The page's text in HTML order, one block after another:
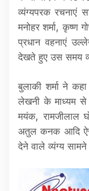
व्यंग्यपरक रचनाएं
मनोहर शर्मा, कृष्ण
प्रधान वहनाएं
देखते हुए उस समय
बुलाकी शर्मा ने
लेखनी के माध्यम से
मयंक, रामजीलाल
अतुल कनक आदि
देने वाले व्यंग्य